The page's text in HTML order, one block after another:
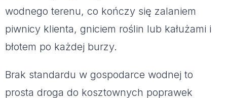
wodnego terenu, co kończy się zalaniem
piwnicy klienta, gniciem roślin lub kałużami i
błotem po każdej burzy.
Brak standardu w gospodarce wodnej to
prosta droga do kosztownych poprawek